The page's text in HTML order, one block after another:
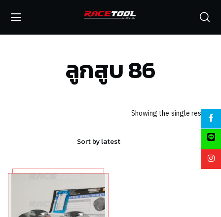
ลูกสูบ 86
Showing the single result